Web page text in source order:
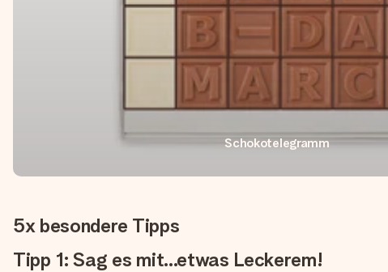
Schokotelegramm
5x besondere Tipps
Tipp 1: Sag es mit...etwas Leckerem!